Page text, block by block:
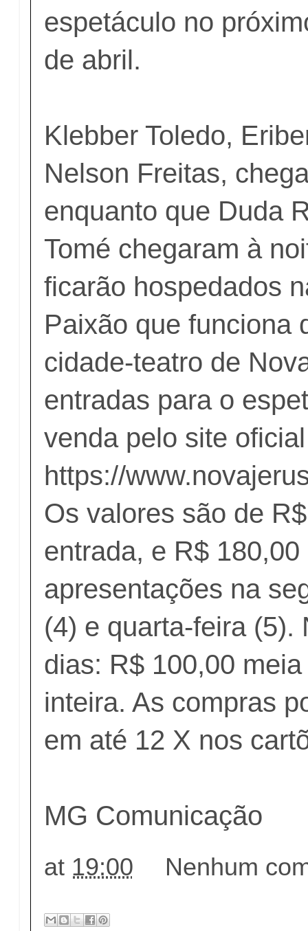
espetáculo no
de abril.
Klebber Toledo,
Nelson Freitas,
enquanto que Duda
Tomé chegaram à
ficarão hospedados
Paixão que funciona
cidade-teatro de
entradas para o
venda pelo site oficial
https://
Os valores são de
entrada, e R$
apresentações na
(4) e quarta-feira (5).
dias: R$ 100,00
inteira. As compras
em até 12 X nos
MG Comunicação
at 19:00 Nenhum